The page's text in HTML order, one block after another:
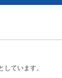
ています。